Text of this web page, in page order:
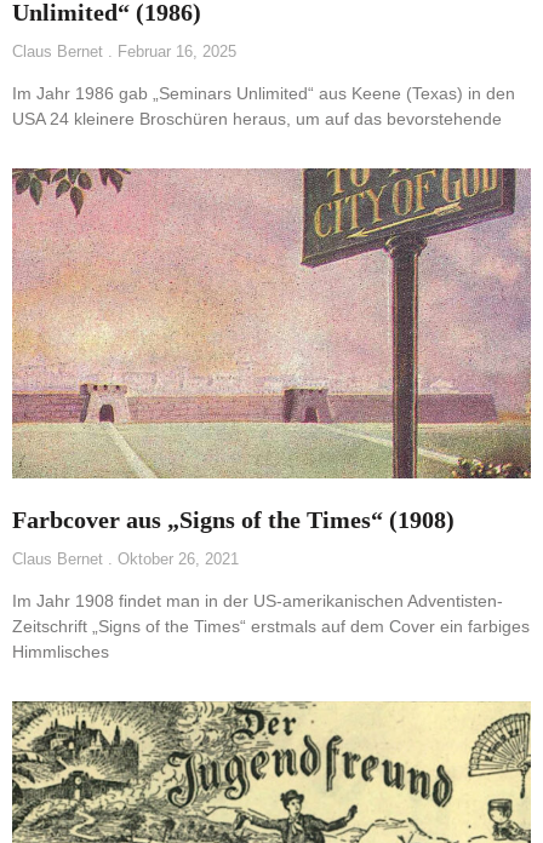
Unlimited“ (1986)
Claus Bernet Februar 16, 2025
Im Jahr 1986 gab „Seminars Unlimited“ aus Keene (Texas) in den
USA 24 kleinere Broschüren heraus, um auf das bevorstehende
Farbcover aus „Signs of the Times“ (1908)
Claus Bernet Oktober 26, 2021
Im Jahr 1908 findet man in der US-amerikanischen Adventisten-
Zeitschrift „Signs of the Times“ erstmals auf dem Cover ein farbiges
Himmlisches